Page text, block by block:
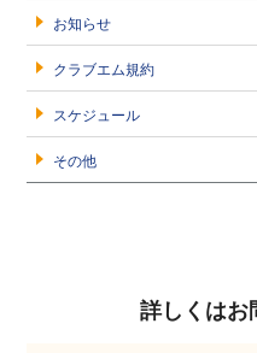
お知らせ
クラブエム規約
スケジュール
その他
詳しくはお